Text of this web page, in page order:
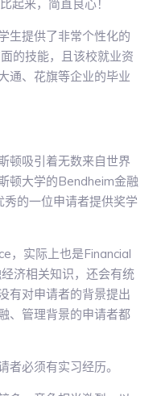
起来，简直良心！
生提供了非常个性化的
的技能，且该校就业资
通、花旗等企业的毕业
顿吸引着无数来自世界
顿大学的Bendheim金融
的一位申请者提供奖学
，实际上也是Financial
济相关知识，还会有统
有对申请者的背景提出
、管理背景的申请者都
者必须有实习经历。